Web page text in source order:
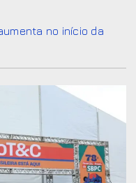
no início da